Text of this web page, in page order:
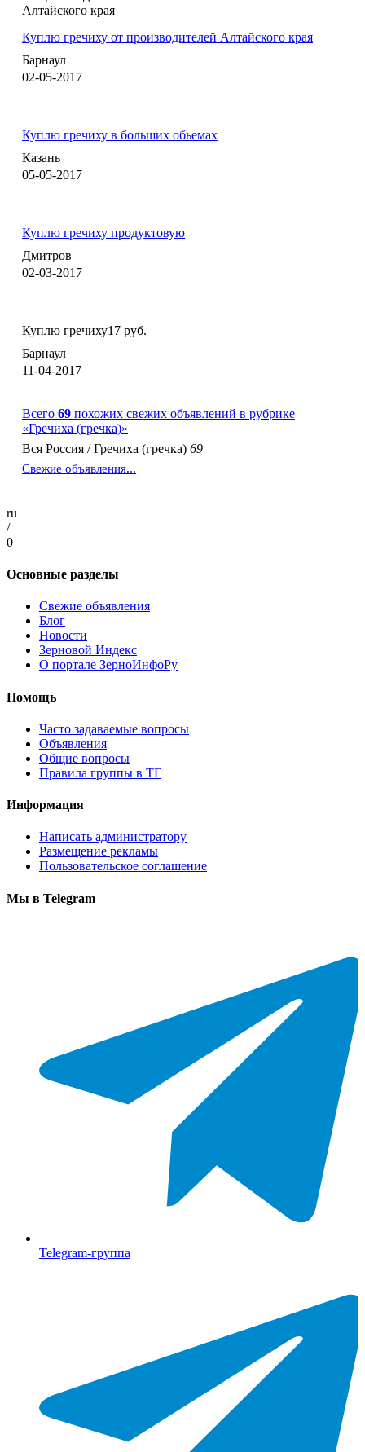
Куплю гречиху от производителей Алтайского края
Барнаул
02-05-2017
Куплю гречиху в больших обьемах
Казань
05-05-2017
Куплю гречиху продуктовую
Дмитров
02-03-2017
Куплю гречиху17 руб.
Барнаул
11-04-2017
Всего 69 похожих свежих объявлений в рубрике
«Гречиха (гречка)»
Вся Россия /Гречиха (гречка) 69
Свежие объявления...
ru
/
0
Основные разделы
Свежие объявления
Блог
Новости
Зерновой Индекс
О портале ЗерноИнфоРу
Помощь
Часто задаваемые вопросы
Объявления
Общие вопросы
Правила группы в ТГ
Информация
Написать администратору
Размещение рекламы
Пользовательское соглашение
Мы в Telegram
Telegram-группа